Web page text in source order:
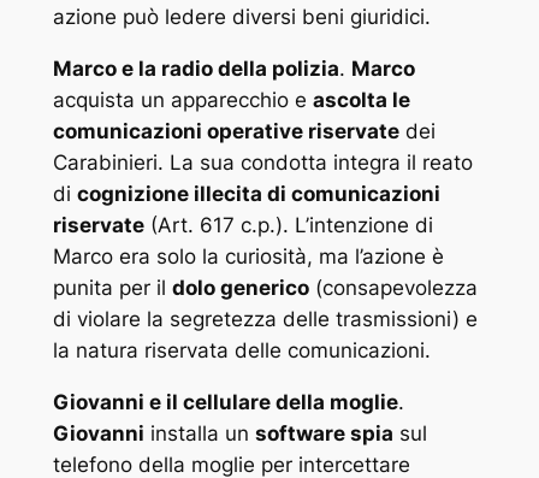
azione può ledere diversi beni giuridici.
Marco e la radio della polizia. Marco
acquista un apparecchio e ascolta le
comunicazioni operative riservatedei
Carabinieri. La sua condotta integra il reato
di cognizione illecita di comunicazioni
riservate(Art. 617 c.p.). L’intenzione di
Marco era solo la curiosità, ma l’azione è
punita per il dolo generico(consapevolezza
di violare la segretezza delle trasmissioni) e
la natura riservata delle comunicazioni.
Giovanni e il cellulare della moglie.
Giovanni installa un software spia sul
telefono della moglie per intercettare